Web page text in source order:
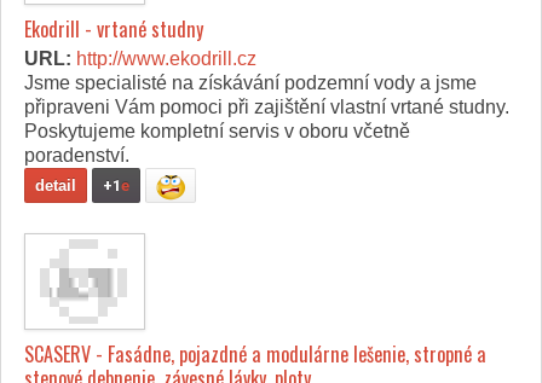
Ekodrill - vrtané studny
URL: http://www.ekodrill.cz
Jsme specialisté na získávání podzemní vody a jsme
připraveni Vám pomoci při zajištění vlastní vrtané studny.
Poskytujeme kompletní servis v oboru včetně
poradenství.
detail +1e
SCASERV - Fasádne, pojazdné a modulárne lešenie, stropné a